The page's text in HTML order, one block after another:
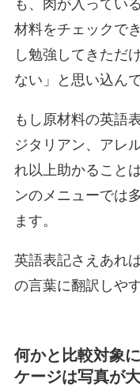
も、肉が入ってい
材料をチェックで
し勉強してきただ
ない」と思い込ん
もし原材料の英語
ジタリアン、アレ
れ以上助かること
ンのメニューでは
ます。
英語表記さえあれ
の言葉に翻訳しや
何かと比較対象
ケージは写真が